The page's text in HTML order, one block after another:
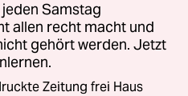
Samstag
allen recht macht und
gehört werden. Jetzt
Zeitung frei Haus